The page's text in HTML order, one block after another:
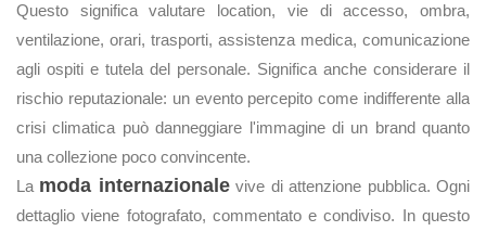
Questo significa valutare location, vie di accesso, ombra,
ventilazione, orari, trasporti, assistenza medica, comunicazione
agli ospiti e tutela del personale. Significa anche considerare il
rischio reputazionale: un evento percepito come indifferente alla
crisi climatica può danneggiare l'immagine di un brand quanto
una collezione poco convincente.
La moda internazionalevive di attenzione pubblica. Ogni
dettaglio viene fotografato, commentato e condiviso. In questo